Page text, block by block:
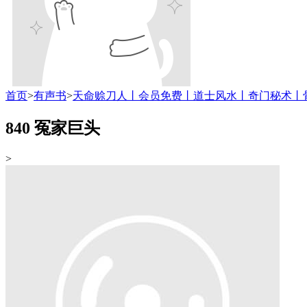
首页>有声书>天命赊刀人丨会员免费丨道士风水丨奇门秘术丨
840 冤家巨头
>